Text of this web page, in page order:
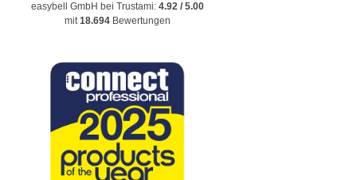
easybell GmbH bei Trustami: 4.92 / 5.00
mit18.694 Bewertungen